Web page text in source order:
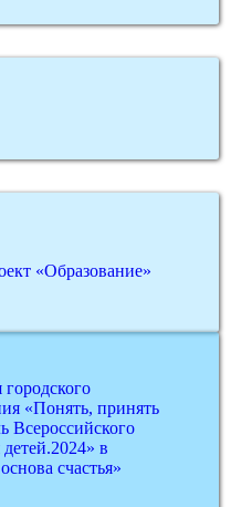
«Образование»
«Понять, принять
Всероссийского
в
счастья»